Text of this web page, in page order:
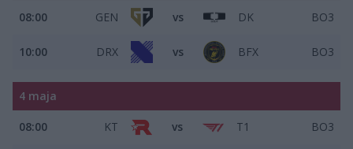
08:00 GEN vs DK BO3
10:00 DRX vs BFX BO3
4 maja
08:00 KT vs T1 BO3